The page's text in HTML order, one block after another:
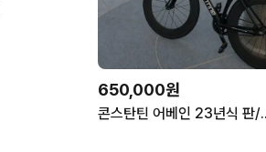
650,000원
콘스탄틴 어베